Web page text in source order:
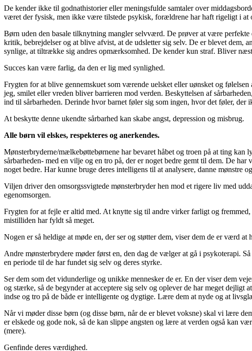
De kender ikke til godnathistorier eller meningsfulde samtaler over
været der fysisk, men ikke være tilstede psykisk, forældrene har haft rigeligt i at
Børn uden den basale tilknytning mangler selvværd. De prøver at være
kritik, bebrejdelser og at blive afvist, at de udsletter sig selv. De er blevet dem,
synlige, at tiltrække sig andres opmærksomhed. De kender kun straf. Bliver
Succes kan være farlig, da den er lig med synlighed.
Frygten for at blive gennemskuet som værende uelsket eller uønsket og
jeg, smilet eller vreden bliver barrieren mod verden. Beskyttelsen af
ind til sårbarheden. Derinde hvor barnet føler sig som ingen, hvor det føler, der
At beskytte denne ukendte sårbarhed kan skabe angst, depression og misbrug.
Alle børn vil elskes, respekteres og anerkendes.
Mønsterbryderne/mælkebøttebørnene har bevaret håbet og troen på at ting kan
sårbarheden- med en vilje og en tro på, der er noget bedre gemt til dem. De
noget bedre. Har kunne bruge deres intelligens til at analysere, danne mønstre
Viljen driver den omsorgssvigtede mønsterbryder hen mod et rigere liv med
egenomsorgen.
Frygten for at fejle er altid med. At knytte sig til andre virker farligt og
mistilliden har fyldt så meget.
Nogen er så heldige at møde en, der ser og støtter dem, viser dem de er værd at
Andre mønsterbrydere møder først en, den dag de vælger at gå i psykoterapi.
en periode til de har fundet sig selv og deres styrke.
Ser dem som det vidunderlige og unikke mennesker de er. En der viser dem
og stærke, så de begynder at acceptere sig selv og oplever de har meget
indse og tro på de både er intelligente og dygtige. Lære dem at nyde og at
Når vi møder disse børn (og disse børn, når de er blevet voksne) skal vi lære
er elskede og gode nok, så de kan slippe angsten og lære at verden også kan
(mere).
Genfinde deres værdighed.